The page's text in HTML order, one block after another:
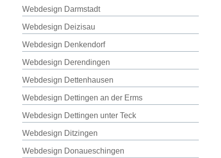
Webdesign Darmstadt
Webdesign Deizisau
Webdesign Denkendorf
Webdesign Derendingen
Webdesign Dettenhausen
Webdesign Dettingen an der Erms
Webdesign Dettingen unter Teck
Webdesign Ditzingen
Webdesign Donaueschingen